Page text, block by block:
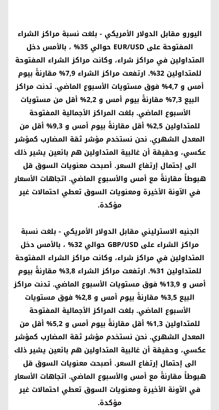
اليورو مقابل الدولار الأمريكي - بلغت نسبة مراكز الشراء
المفتوحة على EUR/USD
حوالي 35% ، بالأمس دخل
المتداولين في مراكز شراء، وكانت مراكز الشراء المفتوحة
للمتداولين 32%. ارتفعت مراكز الشراء 7,9% مقارنةً بيوم
أمس و 4,7% فوق مستويات الأسبوع الماضي. تدنت مراكز
البيع 7,3% مقارنةً بيوم أمس و 2,2% أقل من مستويات
الأسبوع الماضي. بلغت المراكز الأجمالية المفتوحة
للمتداولين 2,5% أقل مقارنةً بيوم أمس و 9,3% أقل من
المعدل الشهري. نحن نستخدم مؤشر ثقة المضارب كمؤشر
عكسي، وحقيقة أن غالبية المتداولين هم بائعين يشير ذلك
الى إحتمال إرتفاع السعر. أصبحت معنويات السوق قل
هبوطاً مقارنةً مع أمس والأسبوع الماضي. اتجاهات الأسعار
في الآونة الأخيرة ومعنويات السوق تعطي احتمالات غير
مؤكدة.
الجنيه الاسترليني مقابل الدولار الأمريكي - بلغت نسبة
مراكز الشراء على GBP/USD
حوالي 32% ، بالأمس دخل
المتداولين في مراكز شراء، وكانت مراكز الشراء المفتوحة
للمتداولين 31%. ارتفعت مراكز الشراء 3,8% مقارنةً بيوم
أمس و 13,9% فوق مستويات الأسبوع الماضي. تدنت مراكز
البيع 3,5% مقارنةً بيوم أمس و 2,8% فوق مستويات
الأسبوع الماضي. بلغت المراكز الأجمالية المفتوحة
للمتداولين 1,3% أقل مقارنةً بيوم أمس و 5,2% أقل من
المعدل الشهري. نحن نستخدم مؤشر ثقة المضارب كمؤشر
عكسي، وحقيقة أن غالبية المتداولين هم بائعين يشير ذلك
الى إحتمال إرتفاع السعر. أصبحت معنويات السوق قل
هبوطاً مقارنةً مع أمس والأسبوع الماضي. اتجاهات الأسعار
في الآونة الأخيرة ومعنويات السوق تعطي احتمالات غير
مؤكدة.